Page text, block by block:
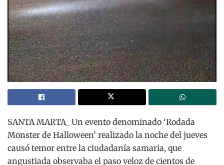
SANTA MARTA_ Un evento denominado ‘Rodada
Monster de Halloween’ realizado la noche del jueves
causó temor entre la ciudadanía samaria, que
angustiada observaba el paso veloz de cientos de